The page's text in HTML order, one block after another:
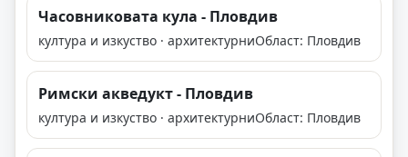
Часовниковата кула - Пловдив
култура и изкуство · архитектурниОбласт: Пловдив
Римски акведукт - Пловдив
култура и изкуство · архитектурниОбласт: Пловдив